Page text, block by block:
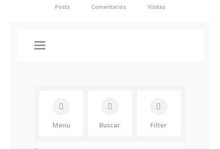
Posts Comentarios Visitas
Menu Buscar Filter